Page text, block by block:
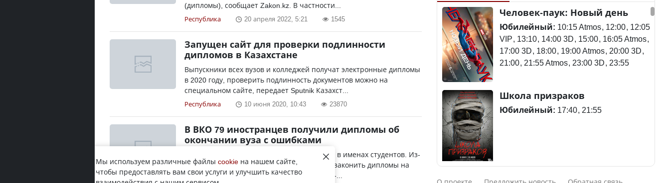
(дипломы), сообщает Zakon.kz. В частности...
Республика 20 апреля 2022, 5:21 1545
Запущен сайт для проверки подлинности
дипломов в Казахстане
Выпускники всех вузов и колледжей получат электронные дипломы
в 2020 году, проверить подлинность документов можно на
специальном сайте, передает Sputnik Казахст...
Республика 10 июня 2020, 10:43 23870
В ВКО 79 иностранцев получили дипломы об
окончании вуза с ошибками
Орфографические ошибки были допущены в именах студентов. Из-
за этого молодые специалисты не смогли узаконить дипломы на
своей родине, передает корреспондент YK-...
алименты, экология — о
чем говорят с
избирателями
представители партий
Министр рассказал, из
чего делают колбасу в
Казахстане
Станет ли
метапневмовирус
эпидемией, рассказали в
ВОЗ
потерпел крушение в
Южной Корее, погибли
120 человек
Человек-паук: Новый день
Юбилейный: 10:15 Atmos 12:00 12:05
VIP 13:10 14:00 3D 15:00 16:05 Atmos
17:00 3D 18:00 19:00 Atmos 20:00 3D
21:00 21:55 Atmos 23:00 3D 23:55
Школа призраков
Юбилейный: 17:40 21:55
Смешарики сквозь вселенные
Мы используем различные файлы cookie на нашем сайте,
чтобы предоставлять вам свои услуги и улучшить качество